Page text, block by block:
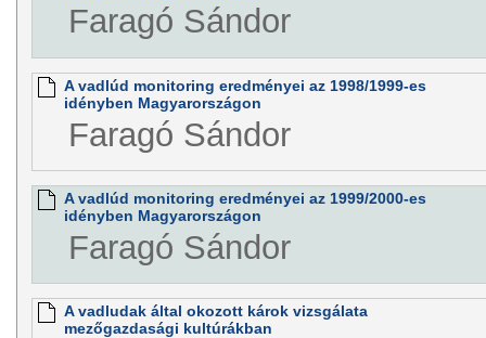
Faragó Sándor
A vadlúd monitoring eredményei az 1998/1999-es
idényben Magyarországon
Faragó Sándor
A vadlúd monitoring eredményei az 1999/2000-es
idényben Magyarországon
Faragó Sándor
A vadludak által okozott károk vizsgálata
mezőgazdasági kultúrákban